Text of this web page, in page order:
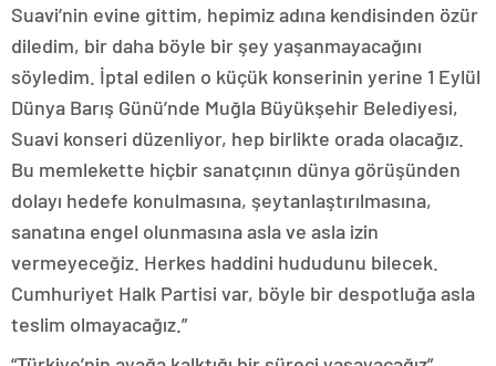
Suavi’nin evine gittim, hepimiz adına kendisinden özür
diledim, bir daha böyle bir şey yaşanmayacağını
söyledim. İptal edilen o küçük konserinin yerine 1 Eylül
Dünya Barış Günü’nde Muğla Büyükşehir Belediyesi,
Suavi konseri düzenliyor, hep birlikte orada olacağız.
Bu memlekette hiçbir sanatçının dünya görüşünden
dolayı hedefe konulmasına, şeytanlaştırılmasına,
sanatına engel olunmasına asla ve asla izin
vermeyeceğiz. Herkes haddini hududunu bilecek.
Cumhuriyet Halk Partisi var, böyle bir despotluğa asla
teslim olmayacağız.”